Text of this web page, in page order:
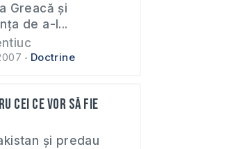
Greacă și
de a-I...
Doctrine
cei ce vor să fie
și predau